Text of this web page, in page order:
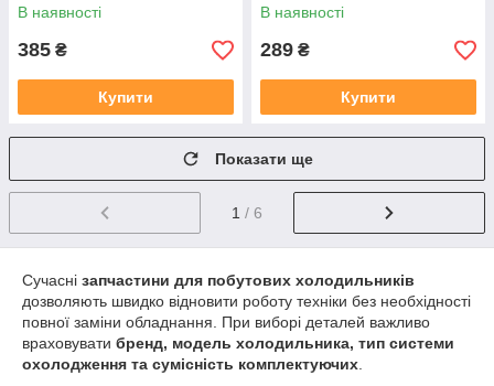
В наявності
385 ₴
Купити
В наявності
289 ₴
Купити
Показати ще
1 / 6
Сучасні запчастини для побутових холодильників
дозволяють швидко відновити роботу техніки без необхідності
повної заміни обладнання. При виборі деталей важливо
враховувати бренд, модель холодильника, тип системи
охолодження та сумісність комплектуючих